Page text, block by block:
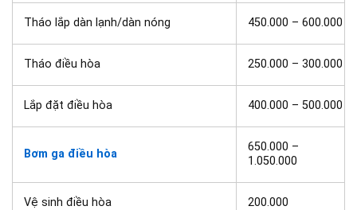
Tháo lắp dàn lạnh/dàn nóng 450.000 – 600.000
Tháo điều hòa 250.000 – 300.000
Lắp đặt điều hòa 400.000 – 500.000
Bơm ga điều hòa
650.000 –
1.050.000
Vệ sinh điều hòa 200.000